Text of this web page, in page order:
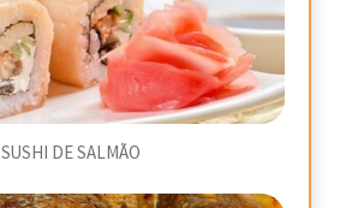
SUSHI DE SALMÃO